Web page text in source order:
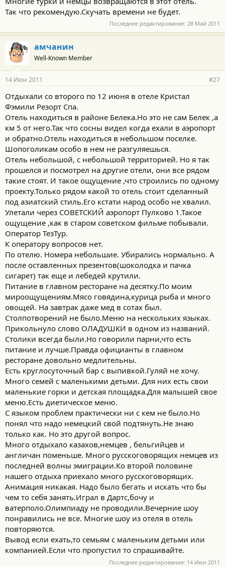
Так что рекомендую.Скучать времени не будет.
Последнее редактирование: 28 Май 2011
амчанин
Well-Known Member
14 Июн 2011 #27
Отдыхали со второго по 12 июня в отеле Кристал
Фэмили Резорт Спа.
Отель находиться в районе Белека.Но это не сам Белек ,а
км 5 от него.Так что сосны видел когда ехали в аэропорт
и обратно.Отель находиться в небольшом поселке.
Шопоголикам особо в нем не разгуляешься.
Отель небольшой, с небольшой территорией. Но я так
прошелся и посмотрел на другие отели, они все рядом
такие стоят. И такое ощущение ,что строились по одному
проекту.Только рядом какой то отель стоит сделанный
под азиатский стиль.Его кстати народ особо не хвалил.
Улетали через СОВЕТСКИЙ аэропорт Пулково 1.Такое
ощущение ,как в старом советском фильме побывали.
Оператор ТезТур.
К оператору вопросов нет.
По отелю. Номера небольшие. Убирались нормально. А
после оставленных презентов(шоколодка и пачка
сигарет) так еще и лебедей крутили.
Питание в главном ресторане на десятку.По моим
мироощущениям.Мясо говядина,курица рыба и много
овощей. На завтрак даже мед в сотах был.
Столпотворений не было.Меню на нескольких языках.
Прикольнуло слово ОЛАДУШКИ в одном из названий.
Столики всегда были.Но говорили парни,что есть
питание и лучше.Правда официанты в главном
ресторане довольно медлительны.
Есть круглосуточный бар с выпивкой.Гуляй не хочу.
Много семей с маленькими детьми. Для них есть свои
маленькие горки и детская площадка.Для малышей свое
меню.Есть диетическое меню.
С языком проблем практически ни с кем не было.Но
понял что надо немецкий свой подтянуть.Не знаю
только как. Но это другой вопрос.
Много отдыхало казахов,немцев , бельгийцев и
англичан поменьше. Много русскоговорящих немцев из
последней волны эмиграции.Ко второй половине
нашего отдыха приехало много русскоговорящих.
Анимация никакая. Надо было бегать и искать что бы
чем то себя занять.Играл в Дартс,бочу и
ватерполо.Олимпиаду не проводили.Вечерние шоу
понравились не все. Многие шоу из отеля в отель
повторяются.
Вывод если ехать,то семьям с маленьким детьми или
компанией.Если что пропустил то спрашивайте.
Последнее редактирование: 14 Июн 2011